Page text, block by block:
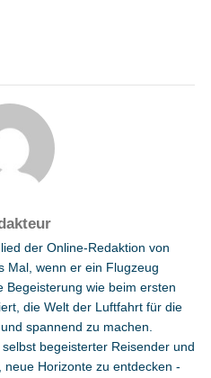
der Online-Redaktion von
Mal, wenn er ein Flugzeug
Begeisterung wie beim ersten
die Welt der Luftfahrt für die
spannend zu machen.
begeisterter Reisender und
Horizonte zu entdecken -